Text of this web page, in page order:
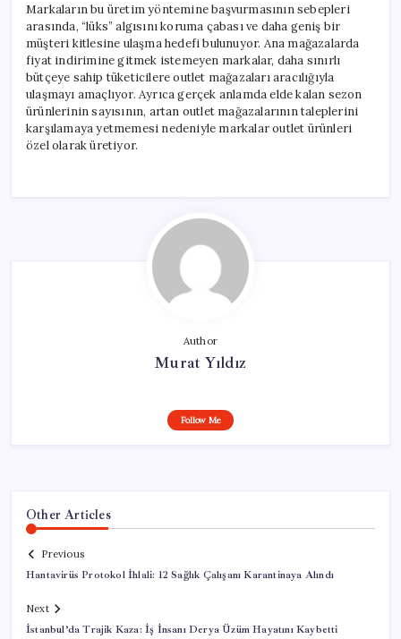
Markaların bu üretim yöntemine başvurmasının sebepleri
arasında, “lüks” algısını koruma çabası ve daha geniş bir
müşteri kitlesine ulaşma hedefi bulunuyor. Ana mağazalarda
fiyat indirimine gitmek istemeyen markalar, daha sınırlı
bütçeye sahip tüketicilere outlet mağazaları aracılığıyla
ulaşmayı amaçlıyor. Ayrıca gerçek anlamda elde kalan sezon
ürünlerinin sayısının, artan outlet mağazalarının taleplerini
karşılamaya yetmemesi nedeniyle markalar outlet ürünleri
özel olarak üretiyor.
Author
Murat Yıldız
Follow Me
Other Articles
Previous
Hantavirüs Protokol İhlali: 12 Sağlık Çalışanı Karantinaya Alındı
Next
İstanbul’da Trajik Kaza: İş İnsanı Derya Üzüm Hayatını Kaybetti